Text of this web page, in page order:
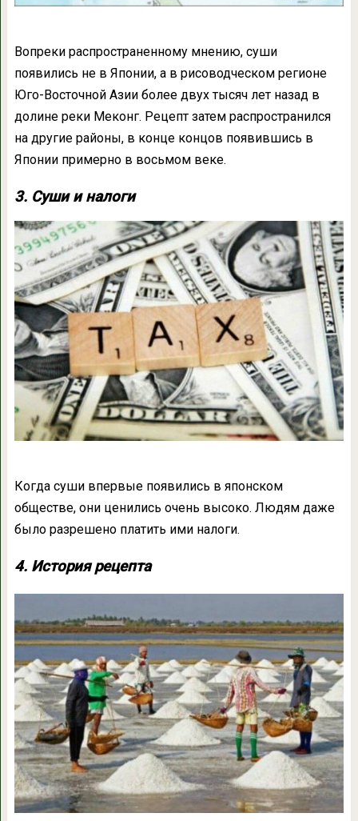
Вопреки распространенному мнению, суши
появились не в Японии, а в рисоводческом регионе
Юго-Восточной Азии более двух тысяч лет назад в
долине реки Меконг. Рецепт затем распространился
на другие районы, в конце концов появившись в
Японии примерно в восьмом веке.
3. Суши и налоги
Когда суши впервые появились в японском
обществе, они ценились очень высоко. Людям даже
было разрешено платить ими налоги.
4. История рецепта